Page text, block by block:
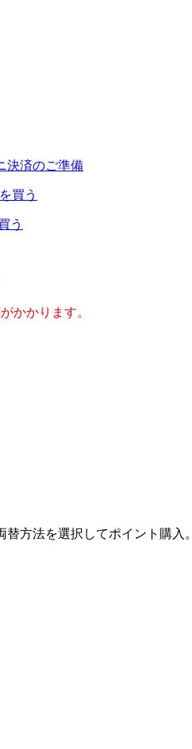
決済のご準備
買う
う
かかります。
方法を選択してポイント購入。